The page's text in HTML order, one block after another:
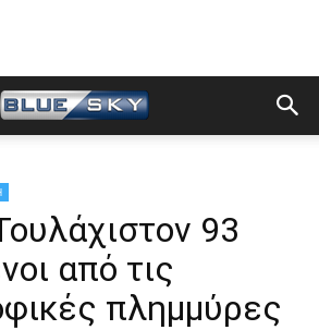
93
από τις
πλημμύρες